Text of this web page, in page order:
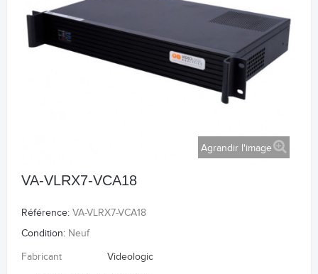
Agrandir l'image
VA-VLRX7-VCA18
Référence: VA-VLRX7-VCA18
Condition: Neuf
Fabricant Videologic